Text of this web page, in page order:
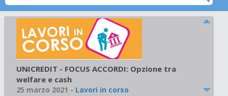
UNICREDIT - FOCUS ACCORDI: Opzione tra
welfare e cash
25 marzo 2021 - Lavori in corso